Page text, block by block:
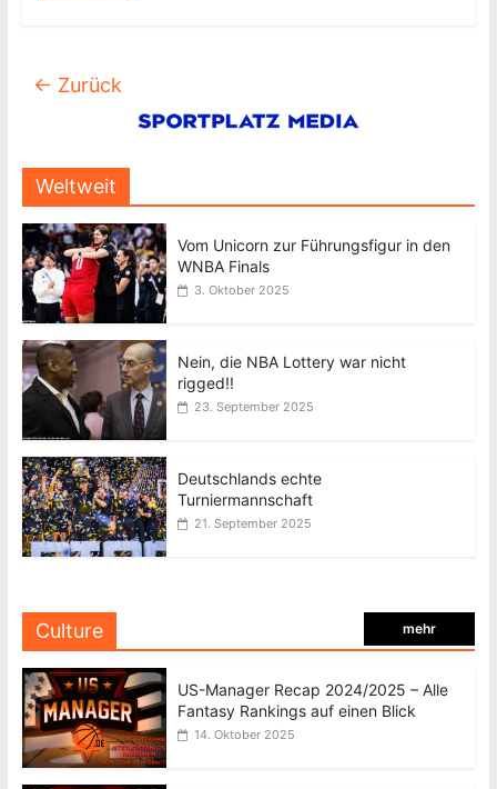
← Zurück
Weltweit
Vom Unicorn zur Führungsfigur in den
WNBA Finals
3. Oktober 2025
Nein, die NBA Lottery war nicht
rigged!!
23. September 2025
Deutschlands echte
Turniermannschaft
21. September 2025
Culture mehr
US-Manager Recap 2024/2025 – Alle
Fantasy Rankings auf einen Blick
14. Oktober 2025